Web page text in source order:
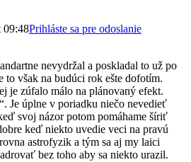
09:48Prihláste sa pre odoslanie
nevydržal a poskladal to už po
to však na budúci rok ešte dofotím.
je zúfalo málo na plánovaný efekt.
Je úplne v poriadku niečo nevedieť
svoj názor potom pomáhame šíriť
keď niekto uvedie veci na pravú
astrofyzik a tým sa aj my laici
bez toho aby sa niekto urazil.